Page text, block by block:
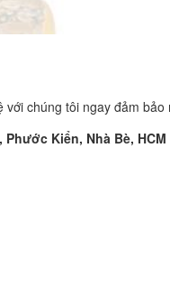
chúng tôi ngay đảm bảo
Kiển, Nhà Bè, HCM